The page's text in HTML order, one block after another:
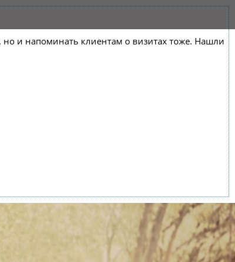
но и напоминать клиентам о визитах тоже. Нашли